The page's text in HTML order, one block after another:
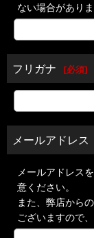
ない場合があり
フリガナ [必須]
メールアドレス
メールアドレス
意ください。
また、弊店から
ございますので